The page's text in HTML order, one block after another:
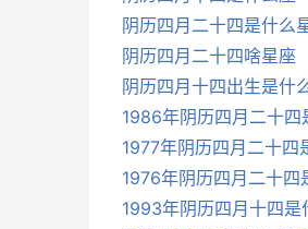
阴历四月二十四是什么
阴历四月二十四啥星座
阴历四月十四出生是什
1986年阴历四月二十四
1977年阴历四月二十四
1976年阴历四月二十四
1993年阴历四月十四是